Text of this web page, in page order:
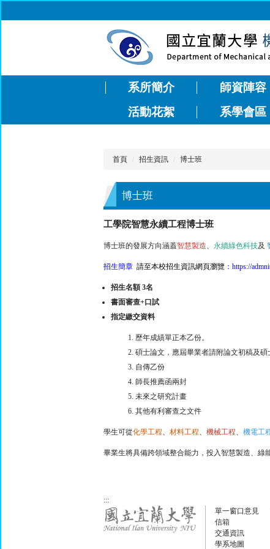
到
區
系所簡介 師資陣容
活動花絮
系學會區
首頁 招生資訊 博士班
博士班
工學院智慧永續工程博士班
博士班的發展方向涵蓋智慧製造、 永續綠色科技及
招生簡章 請至本校招生資訊網頁瀏覽 ：https://
招生名額 3名
書面審查+口試
指定繳交資料
歷年成績單正本乙份。
碩士論文，應屆畢業者請附論文初稿及碩
自傳乙份
師長推薦函兩封
未來之研究計畫
其他有利審查之文件
學生可從化學工程、 材料工程、 機械工程、 機電工
畢業生將具備跨領域整合能力，投入智慧製造、綠
:::
單一窗口意見
信箱
交通資訊
學系地圖